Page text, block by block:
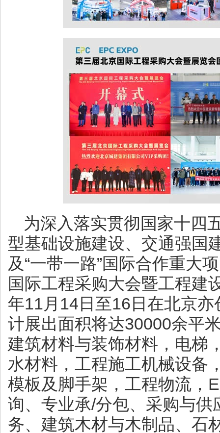
为深入落实贯彻国家十四
型基础设施建设、交通强国
及“一带一路”国际合作重大
国际工程采购大会暨工程建
年11月14日至16日在北京
计展出面积将达30000余平
建筑材料与装饰材料，电梯
水材料，工程施工机械设备
模板及脚手架，工程物流，
询、专业承/分包、采购与
务、建筑木材与木制品、石
门网
激发新
咖齐